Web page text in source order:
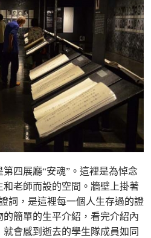
四展廳“安魂”。這裡是為悼念
老師而設的空間。牆壁上掛著
詞，是這裡每一個人生存過的證
簡單的生平介紹，看完介紹內
會感到逝去的學生隊成員如同